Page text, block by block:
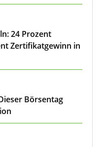
24 Prozent
Zertifikatgewinn in
Börsentag